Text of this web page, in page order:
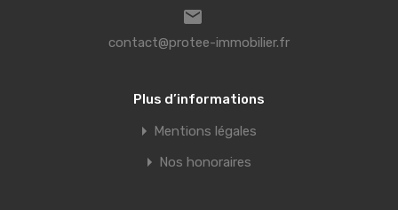
contact@protee-immobilier.fr
Plus d’informations
Mentions légales
Nos honoraires